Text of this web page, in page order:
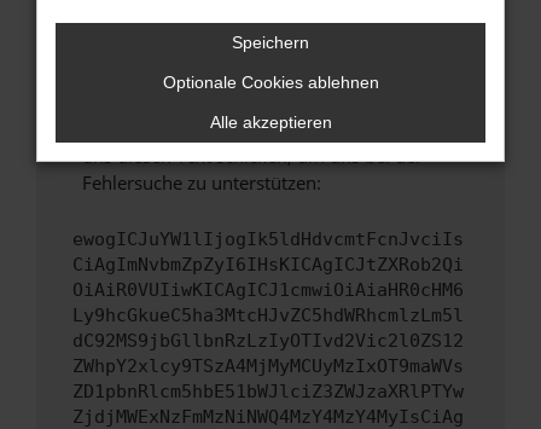
Wende dich an den Webseitenbetreiber.
Wenn du alle oben genannten Schritte versucht
versuchen, das Problem zu beheben. Du kannst
uns diesen Text schicken, um uns bei der
Fehlersuche zu unterstützen:
ewogICJuYW1lIjogIk5ldHdvcmtFcnJvciIs
CiAgImNvbmZpZyI6IHsKICAgICJtZXRob2Qi
OiAiR0VUIiwKICAgICJ1cmwiOiAiaHR0cHM6
Ly9hcGkueC5ha3MtcHJvZC5hdWRhcmlzLm5l
dC92MS9jbGllbnRzLzIyOTIvd2Vic2l0ZS12
ZWhpY2xlcy9TSzA4MjMyMCUyMzIxOT9maWVs
ZD1pbnRlcm5hbE51bWJlciZ3ZWJzaXRlPTYw
ZjdjMWExNzFmMzNiNWQ4MzY4MzY4MyIsCiAg
Speichern
Optionale Cookies ablehnen
Alle akzeptieren